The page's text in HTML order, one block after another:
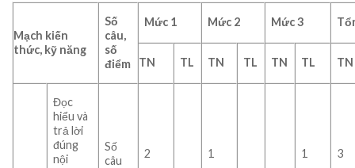
Mạch kiến
thức, kỹ năng
Số
câu,
số
điểm
Mức 1 Mức 2 Mức 3
TN TL TN TL TN TL TN
Đọc
hiểu và
trả lời
đúng
nội
Số
câu
2 1 1 3